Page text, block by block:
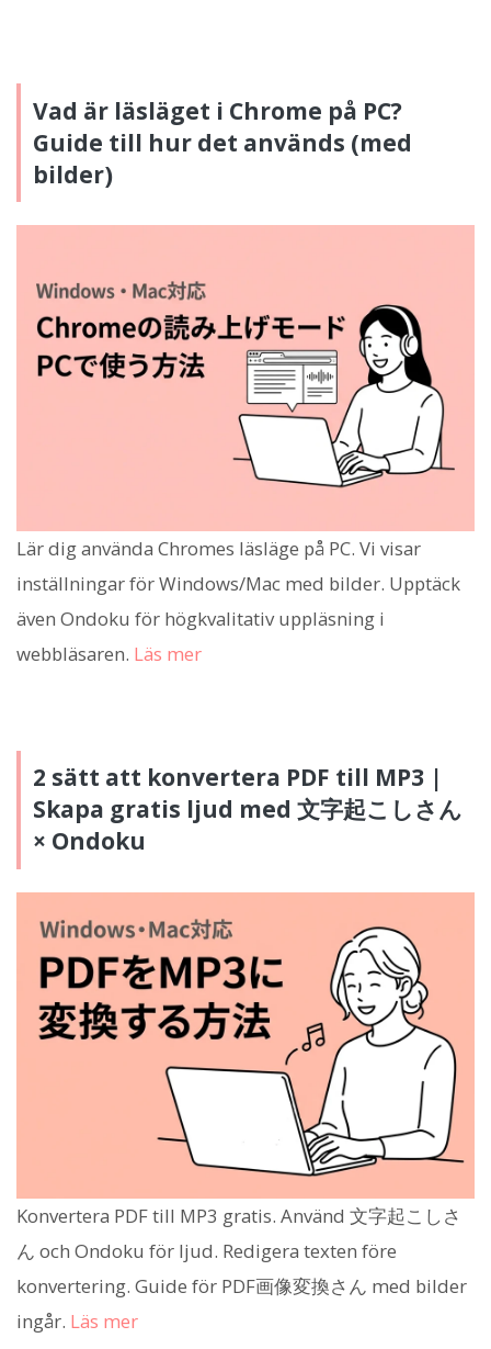
Vad är läsläget i Chrome på PC?
Guide till hur det används (med
bilder)
Lär dig använda Chromes läsläge på PC. Vi visar
inställningar för Windows/Mac med bilder. Upptäck
även Ondoku för högkvalitativ uppläsning i
webbläsaren. Läs mer
2 sätt att konvertera PDF till MP3 |
Skapa gratis ljud med 文字起こしさん
× Ondoku
Konvertera PDF till MP3 gratis. Använd 文字起こしさ
ん och Ondoku för ljud. Redigera texten före
konvertering. Guide för PDF画像変換さん med bilder
ingår. Läs mer